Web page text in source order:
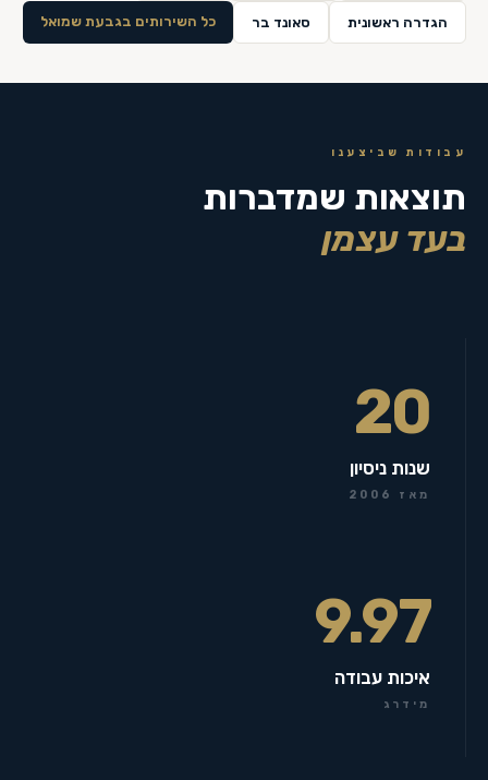
הגדרה ראשונית סאונד בר כל השירותים בגבעת שמואל
עבודות שביצענו
תוצאות שמדברות
בעד עצמן
20
שנות ניסיון
מאז 2006
9.97
איכות עבודה
מידרג